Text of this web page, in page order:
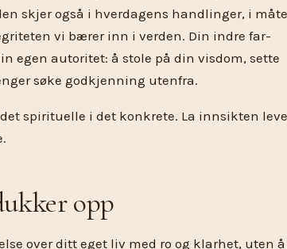
skjer også i hverdagens handlinger, i
vi bærer inn i verden. Din indre far-
egen autoritet: å stole på din visdom, sette
søke godkjenning utenfra.
spirituelle i det konkrete. La innsikten
opp
over ditt eget liv med ro og klarhet, uten å